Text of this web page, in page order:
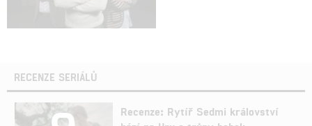
RECENZE SERIÁLŮ
Recenze: Rytíř Sedmi království